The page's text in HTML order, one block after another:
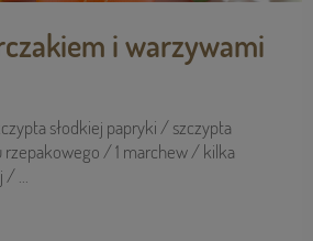
i warzywami
słodkiej papryki / szczypta
rzepakowego / 1 marchew / kilka
...